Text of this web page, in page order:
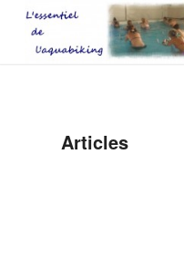
Articles